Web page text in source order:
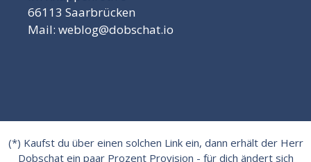
66113 Saarbrücken
Mail: weblog@dobschat.io
(*) Kaufst du über einen solchen Link ein, dann erhält der Herr
Dobschat ein paar Prozent Provision - für dich ändert sich